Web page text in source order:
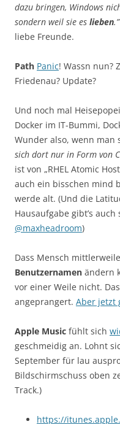
dazu bringen, Windows
sondern weil sie es lieben.”
liebe Freunde.
Path Panic! Wassn nun?
Friedenau? Update?
Und noch mal
Docker im IT-Bummi,
Wunder also, wenn man
sich dort nur in Form von
ist von „RHEL Atomic
auch ein bisschen mind
werde alt. (Und die
Hausaufgabe gibt’s auch
@maxheadroom)
Dass Mensch
Benutzernamen ändern
vor einer Weile nicht.
angeprangert. Aber jetzt
Apple Music fühlt sich
geschmeidig an. Lohnt
September für lau
Bildschirmschuss oben
Track.)
https://